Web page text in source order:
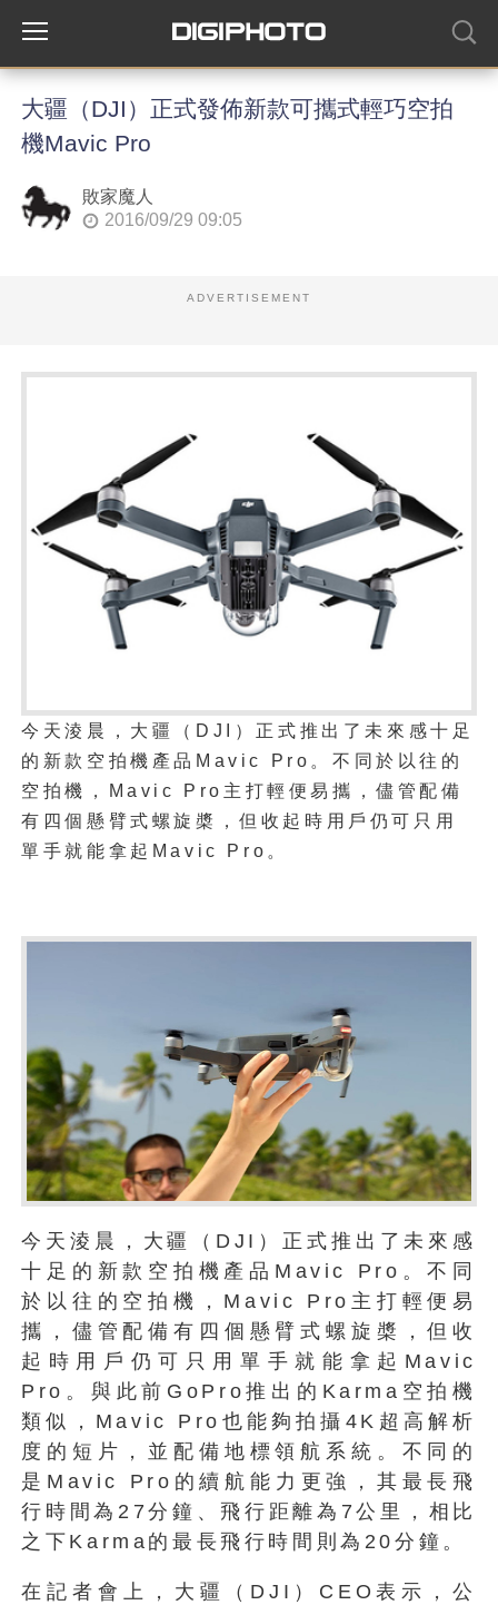
大疆（DJI）正式發佈新款可攜式輕巧空拍
機Mavic Pro
敗家魔人
2016/09/29 09:05
ADVERTISEMENT
今天淩晨，大疆（DJI）正式推出了未來感十足
的新款空拍機產品Mavic Pro。不同於以往的
空拍機，Mavic Pro主打輕便易攜，儘管配備
有四個懸臂式螺旋槳，但收起時用戶仍可只用
單手就能拿起Mavic Pro。
今天淩晨，大疆（DJI）正式推出了未來感
十足的新款空拍機產品Mavic Pro。不同
於以往的空拍機，Mavic Pro主打輕便易
攜，儘管配備有四個懸臂式螺旋槳，但收
起時用戶仍可只用單手就能拿起Mavic
Pro。與此前GoPro推出的Karma空拍機
類似，Mavic Pro也能夠拍攝4K超高解析
度的短片，並配備地標領航系統。不同的
是Mavic Pro的續航能力更強，其最長飛
行時間為27分鐘、飛行距離為7公里，相比
之下Karma的最長飛行時間則為20分鐘。
在記者會上，大疆（DJI）CEO表示，公